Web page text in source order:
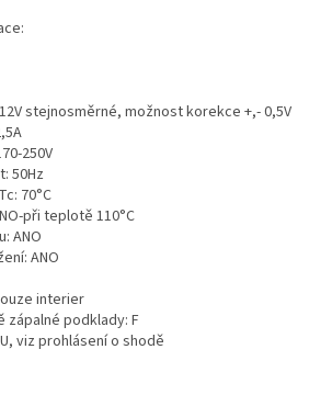
stejnosměrné, možnost korekce +,- 0,5V
250V
50Hz
70°C
při teplotě 110°C
ANO
ANO
interier
zápalné podklady: F
viz prohlásení o shodě